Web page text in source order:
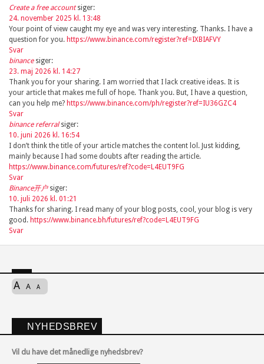
Create a free account siger:
24. november 2025 kl. 13:48
Your point of view caught my eye and was very interesting. Thanks. I have a
question for you. https://www.binance.com/register?ref=IXBIAFVY
Svar
binance siger:
23. maj 2026 kl. 14:27
Thank you for your sharing. I am worried that I lack creative ideas. It is
your article that makes me full of hope. Thank you. But, I have a question,
can you help me? https://www.binance.com/ph/register?ref=IU36GZC4
Svar
binance referral siger:
10. juni 2026 kl. 16:54
I don’t think the title of your article matches the content lol. Just kidding,
mainly because I had some doubts after reading the article.
https://www.binance.com/futures/ref?code=L4EUT9FG
Svar
Binance开户 siger:
10. juli 2026 kl. 01:21
Thanks for sharing. I read many of your blog posts, cool, your blog is very
good. https://www.binance.bh/futures/ref?code=L4EUT9FG
Svar
A A A
NYHEDSBREV
Vil du have det månedlige nyhedsbrev?